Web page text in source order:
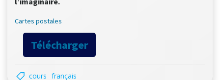
Cartes postales
Télécharger
cours français